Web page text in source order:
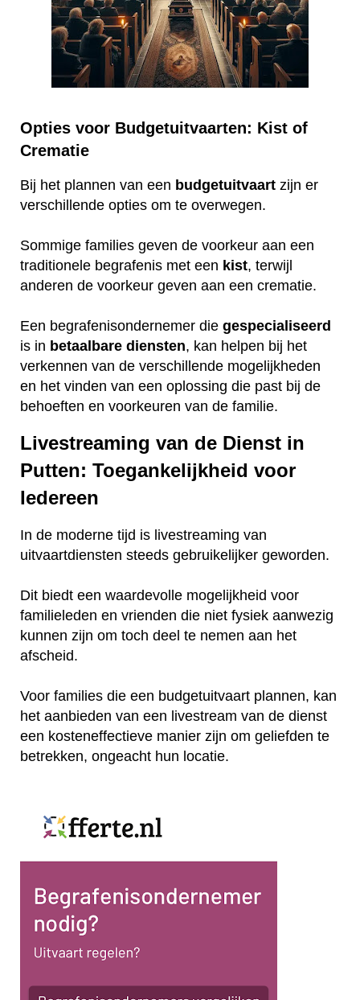
Opties voor Budgetuitvaarten: Kist of
Crematie
Bij het plannen van een budgetuitvaart zijn er
verschillende opties om te overwegen.
Sommige families geven de voorkeur aan een
traditionele begrafenis met een kist, terwijl
anderen de voorkeur geven aan een crematie.
Een begrafenisondernemer die gespecialiseerd
is in betaalbare diensten, kan helpen bij het
verkennen van de verschillende mogelijkheden
en het vinden van een oplossing die past bij de
behoeften en voorkeuren van de familie.
Livestreaming van de Dienst in
Putten: Toegankelijkheid voor
Iedereen
In de moderne tijd is livestreaming van
uitvaartdiensten steeds gebruikelijker geworden.
Dit biedt een waardevolle mogelijkheid voor
familieleden en vrienden die niet fysiek aanwezig
kunnen zijn om toch deel te nemen aan het
afscheid.
Voor families die een budgetuitvaart plannen, kan
het aanbieden van een livestream van de dienst
een kosteneffectieve manier zijn om geliefden te
betrekken, ongeacht hun locatie.